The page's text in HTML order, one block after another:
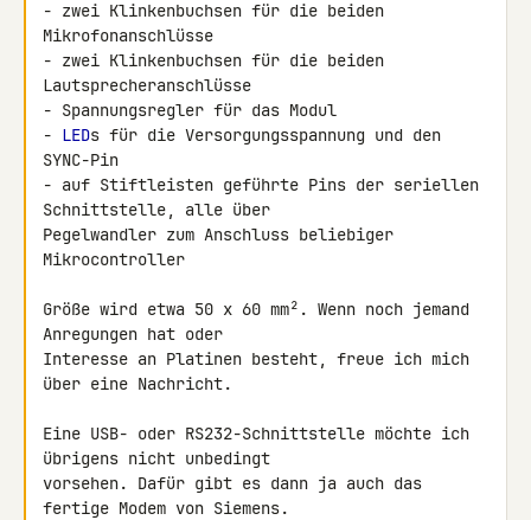
- zwei Klinkenbuchsen für die beiden
Mikrofonanschlüsse
- zwei Klinkenbuchsen für die beiden
Lautsprecheranschlüsse
- Spannungsregler für das Modul
- LEDs für die Versorgungsspannung und den
SYNC-Pin
- auf Stiftleisten geführte Pins der seriellen
Schnittstelle, alle über
Pegelwandler zum Anschluss beliebiger
Mikrocontroller
Größe wird etwa 50 x 60 mm². Wenn noch jemand
Anregungen hat oder
Interesse an Platinen besteht, freue ich mich
über eine Nachricht.
Eine USB- oder RS232-Schnittstelle möchte ich
übrigens nicht unbedingt
vorsehen. Dafür gibt es dann ja auch das
fertige Modem von Siemens.